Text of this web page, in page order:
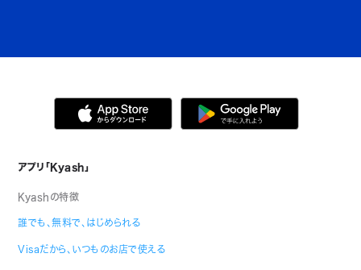
アプリ「Kyash」
Kyashの特徴
誰でも、無料で、はじめられる
Visaだから、いつものお店で使える